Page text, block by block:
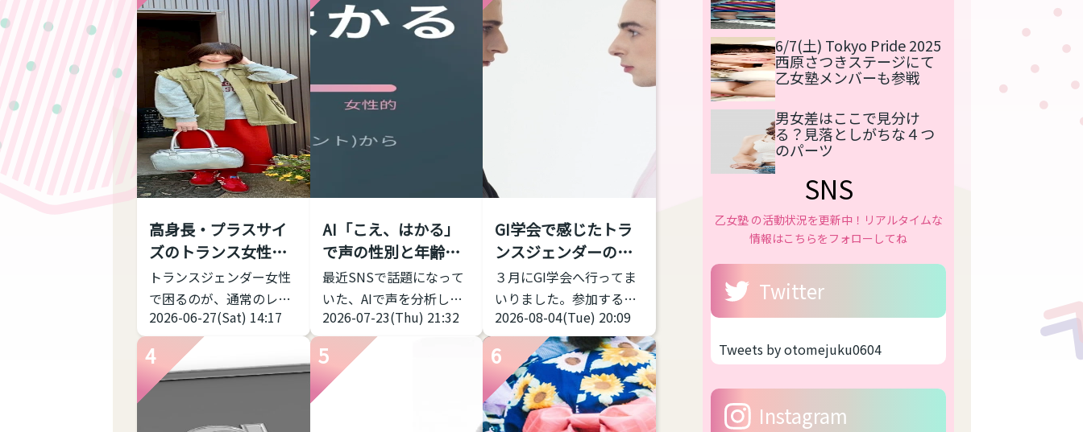
高身長・プラスサイ
ズのトランス女性に
おススメす...
トランスジェンダー女性
で困るのが、通常のレデ
ィースブランドだと丈が
短い、大きなサイズがな
くて困っていることだと
思います。 そこで、高身
2026-06-27(Sat) 14:17
AI「こえ、はかる」
で声の性別と年齢を
測ってみた...
最近SNSで話題になって
いた、AIで声を分析して
くれるサイトを試してみ
ました！ 声の高さだけじ
ゃなく、「響き」や「共
鳴」なども分析してくれ
2026-07-23(Thu) 21:32
GI学会で感じたトラ
ンスジェンダーの多
様性と包括性
３月にGI学会へ行ってま
いりました。参加するの
は何度目かなのですが、
トランスジェンダー女性
当事者から見ても当事者
の幅の広さを感じて、記
事にしようと思い立ちま
2026-08-04(Tue) 20:09
4 5 6
6/7(土) Tokyo Pride 2025
西原さつきステージにて
乙女塾メンバーも参戦
男女差はここで見分け
る？見落としがちな４つ
のパーツ
SNS
乙女塾 の活動状況を更新中！リアルタイムな
情報はこちらをフォローしてね
Twitter
Tweets by otomejuku0604
Instagram